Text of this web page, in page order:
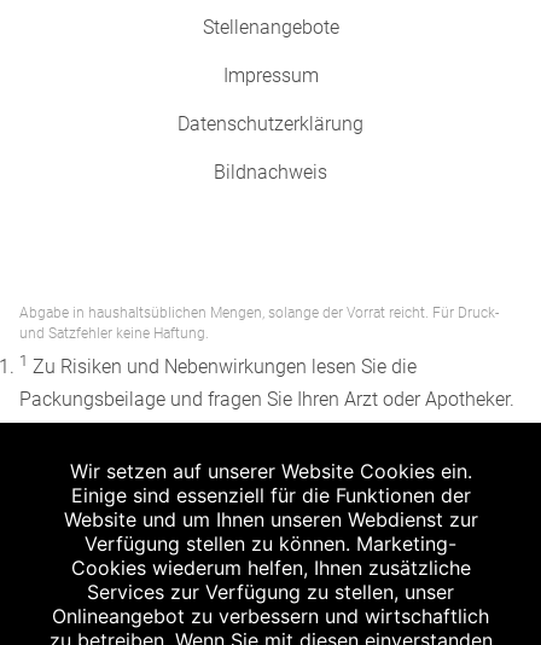
Stellenangebote
Impressum
Datenschutzerklärung
Bildnachweis
Abgabe in haushaltsüblichen Mengen, solange der Vorrat reicht. Für Druck-
und Satzfehler keine Haftung.
1 Zu Risiken und Nebenwirkungen lesen Sie die
Packungsbeilage und fragen Sie Ihren Arzt oder Apotheker.
Apothekenerstattungspreis (AEP). Der AEP ist keine
unverbindliche Preisempfehlung der Hersteller. Der AEP ist
ein von den Apotheken in Ansatz gebrachter Preis für
rezeptfreie Arzneimittel. Er entspricht in der Höhe dem für
Apotheken verbindlichen Abgabepreis, zu dem eine
Apotheke in bestimmten Fällen (z.B. bei Kindern unter 12
Wir setzen auf unserer Website Cookies ein.
Einige sind essenziell für die Funktionen der
Website und um Ihnen unseren Webdienst zur
Verfügung stellen zu können. Marketing-
Cookies wiederum helfen, Ihnen zusätzliche
Services zur Verfügung zu stellen, unser
Onlineangebot zu verbessern und wirtschaftlich
zu betreiben. Wenn Sie mit diesen einverstanden